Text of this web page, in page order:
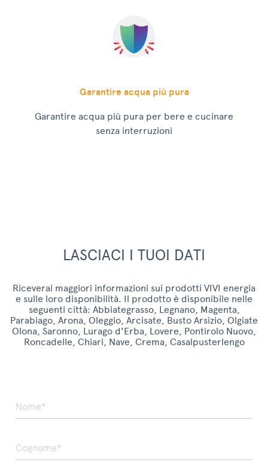
Garantire acqua più pura
Garantire acqua più pura per bere e cucinare
senza interruzioni
LASCIACI I TUOI DATI
Riceverai maggiori informazioni sui prodotti VIVI energia
e sulle loro disponibilità. Il prodotto è disponibile nelle
seguenti città: Abbiategrasso, Legnano, Magenta,
Parabiago, Arona, Oleggio, Arcisate, Busto Arsizio, Olgiate
Olona, Saronno, Lurago d'Erba, Lovere, Pontirolo Nuovo,
Roncadelle, Chiari, Nave, Crema, Casalpusterlengo
Nome*
Cognome*